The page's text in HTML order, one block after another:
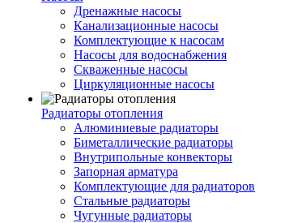
Дренажные насосы
Канализационные насосы
Комплектующие к насосам
Насосы для водоснабжения
Скваженные насосы
Циркуляционные насосы
Радиаторы отопления
Алюминиевые радиаторы
Биметаллические радиаторы
Внутрипольные конвекторы
Запорная арматура
Комплектующие для радиаторов
Стальные радиаторы
Чугунные радиаторы